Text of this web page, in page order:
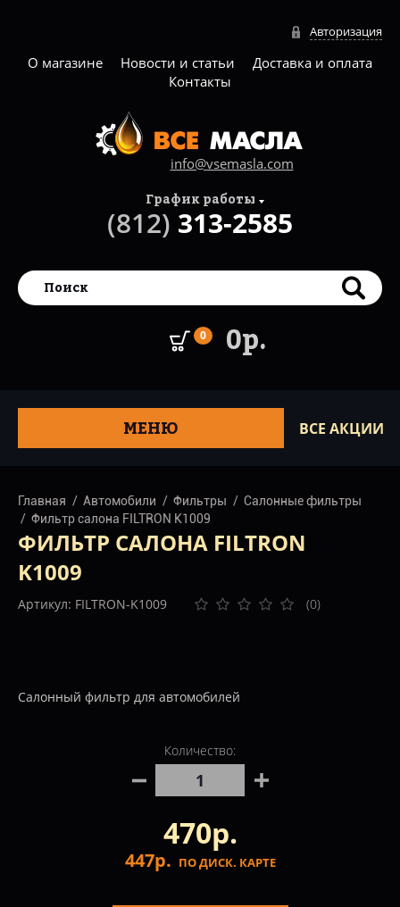
Авторизация
О магазине Новости и статьи
Доставка и оплата
Контакты
info@vsemasla.com
0 0р.
График работы
(812) 313-2585
МЕНЮ ВСЕ АКЦИИ
Главная Автомобили Фильтры
Салонные фильтры
Фильтр салона FILTRON K1009
ФИЛЬТР САЛОНА FILTRON
K1009
Артикул: FILTRON-K1009 (0)
Салонный фильтр для автомобилей
Количество:
470р.
447р. ПО ДИСК. КАРТЕ